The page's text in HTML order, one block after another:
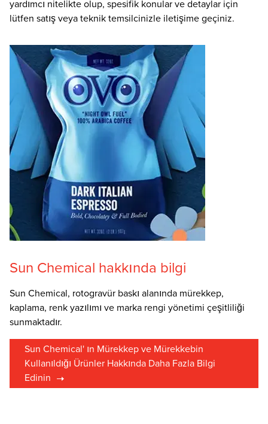
yardımcı nitelikte olup, spesifik konular ve detaylar için
lütfen satış veya teknik temsilcinizle iletişime geçiniz.
Sun Chemical hakkında bilgi
Sun Chemical, rotogravür baskı alanında mürekkep,
kaplama, renk yazılımı ve marka rengi yönetimi çeşitliliği
sunmaktadır.
Sun Chemical' ın Mürekkep ve Mürekkebin
Kullanıldığı Ürünler Hakkında Daha Fazla Bilgi
Edinin